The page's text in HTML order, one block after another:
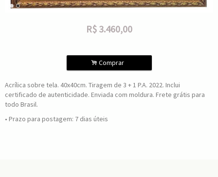
R$ 3.460,00
. Comprar
Acrílica sobre tela. 40x40cm. Tiragem de 3 + 1 P.A. 2022. Inclui
certificado de autenticidade. Enviada com moldura. Frete grátis para
todo Brasil.
• Prazo para postagem: 7 dias úteis